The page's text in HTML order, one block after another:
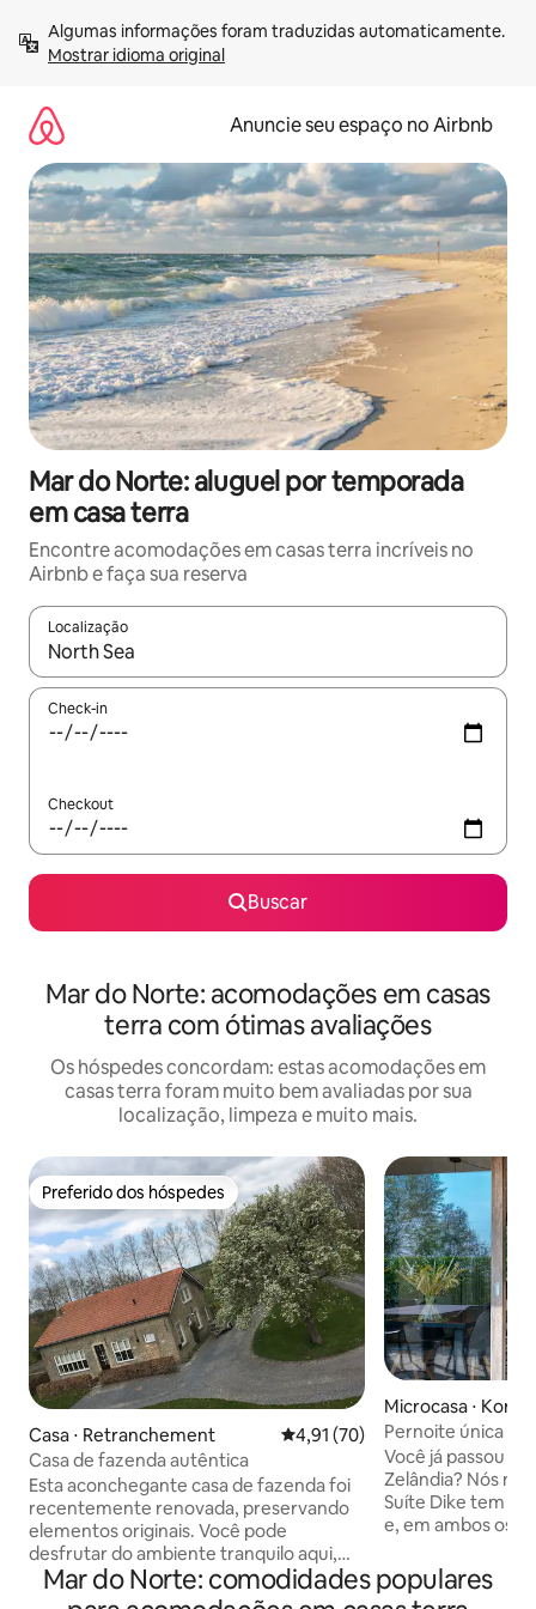
para
Mostrar idioma original
Anuncie seu espaço no Airbnb
Mar do Norte: aluguel por temporada
em casa terra
Encontre acomodações em casas terra incríveis no
Airbnb e faça sua reserva
Localização
Quando os resultados estiverem disponíveis, explore-os
Check-in
Checkout
Buscar
Mar do Norte: acomodações em casas
terra com ótimas avaliações
Os hóspedes concordam: estas acomodações em
casas terra foram muito bem avaliadas por sua
localização, limpeza e muito mais.
Preferido dos hóspedes
Preferido dos hóspedes
Casa ⋅ Retranchement 4,91 de uma avaliação média
4,91 (70)
Casa de fazenda autêntica
Esta aconchegante casa de fazenda foi
recentemente renovada, preservando
elementos originais. Você pode
desfrutar do ambiente tranquilo aqui,
nossa fazenda está localizada nas belas
muralhas de Retranchement. Os
Microcasa ⋅
Pernoite única na
Você já passou a
Zelândia? Nós
Suíte Dike tem 2
e, em ambos os
telhado e
esta propriedade
Mar do Norte: comodidades populares